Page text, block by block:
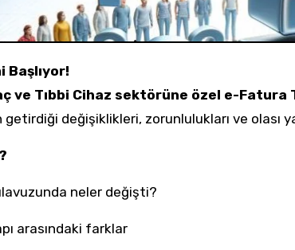
Başlıyor!
ve Tıbbi Cihaz sektörüne özel e-Fatura
değişiklikleri, zorunlulukları ve olası
neler değişti?
arasındaki farklar